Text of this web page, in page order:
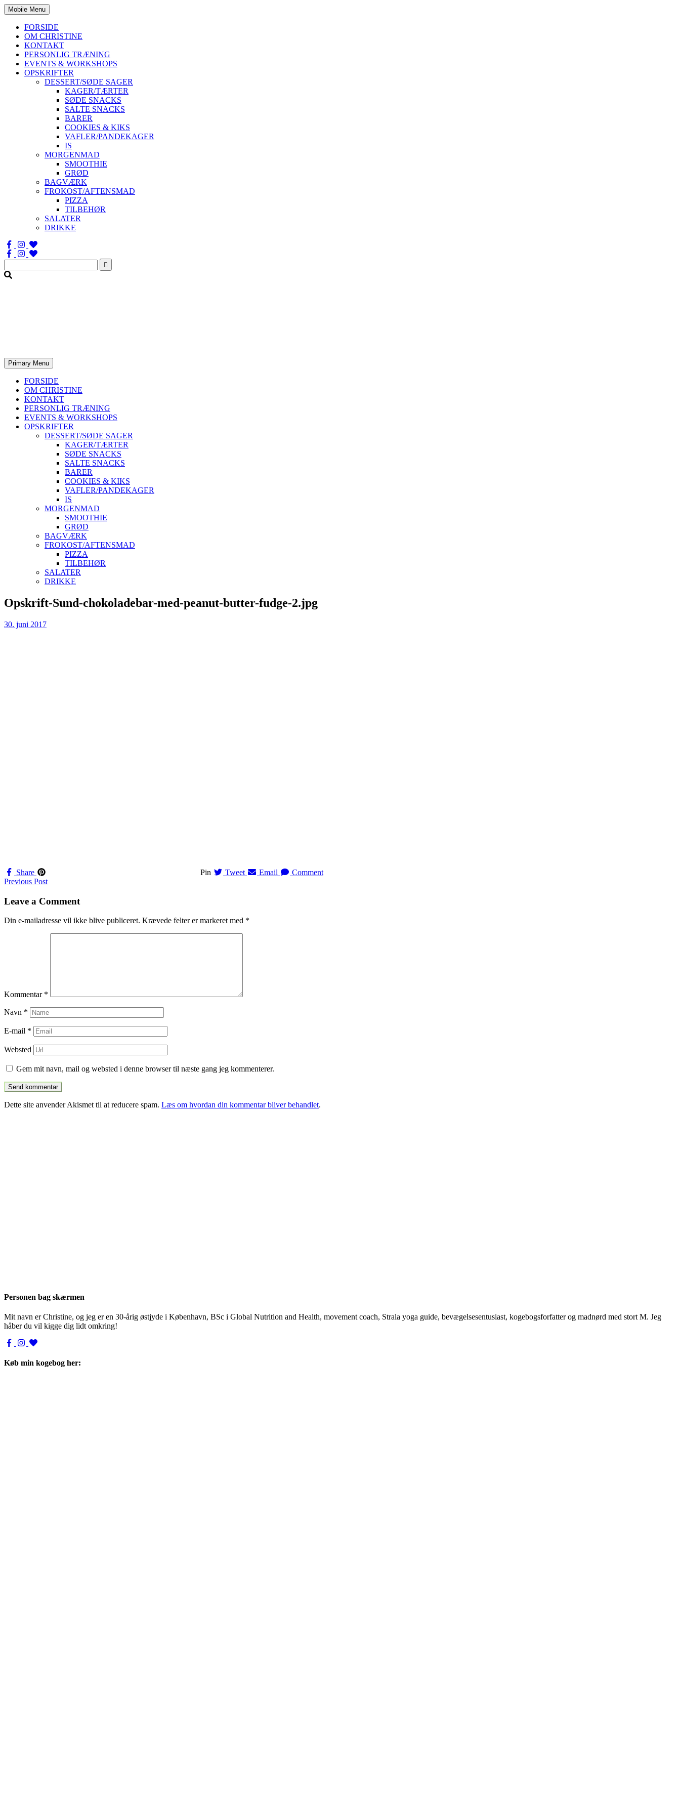
Mobile Menu
FORSIDE
OM CHRISTINE
KONTAKT
PERSONLIG TRÆNING
EVENTS & WORKSHOPS
OPSKRIFTER
DESSERT/SØDE SAGER
KAGER/TÆRTER
SØDE SNACKS
SALTE SNACKS
BARER
COOKIES & KIKS
VAFLER/PANDEKAGER
IS
MORGENMAD
SMOOTHIE
GRØD
BAGVÆRK
FROKOST/AFTENSMAD
PIZZA
TILBEHØR
SALATER
DRIKKE
Søg
efter:
Primary Menu
FORSIDE
OM CHRISTINE
KONTAKT
PERSONLIG TRÆNING
EVENTS & WORKSHOPS
OPSKRIFTER
DESSERT/SØDE SAGER
KAGER/TÆRTER
SØDE SNACKS
SALTE SNACKS
BARER
COOKIES & KIKS
VAFLER/PANDEKAGER
IS
MORGENMAD
SMOOTHIE
GRØD
BAGVÆRK
FROKOST/AFTENSMAD
PIZZA
TILBEHØR
SALATER
DRIKKE
Skip
to
Opskrift-Sund-chokoladebar-med-peanut-butter-fudge-2.jpg
30. juni 2017
Share Pin Tweet Email Comment
Navigation
til
Previous Post
Leave a Comment
Din e-mailadresse vil ikke blive publiceret. Krævede felter er markeret med *
Kommentar *
Navn *
E-mail *
Websted
Gem mit navn, mail og websted i denne browser til næste gang jeg kommenterer.
Dette site anvender Akismet til at reducere spam. Læs om hvordan din kommentar bliver behandlet.
Personen bag skærmen
Mit navn er Christine, og jeg er en 30-årig østjyde i København, BSc i Global Nutrition and Health, movement coach, Strala yoga guide, bevægelsesentusiast, kogebogsforfatter og madnørd med stort M. Jeg
håber du vil kigge dig lidt omkring!
Køb min kogebog her: